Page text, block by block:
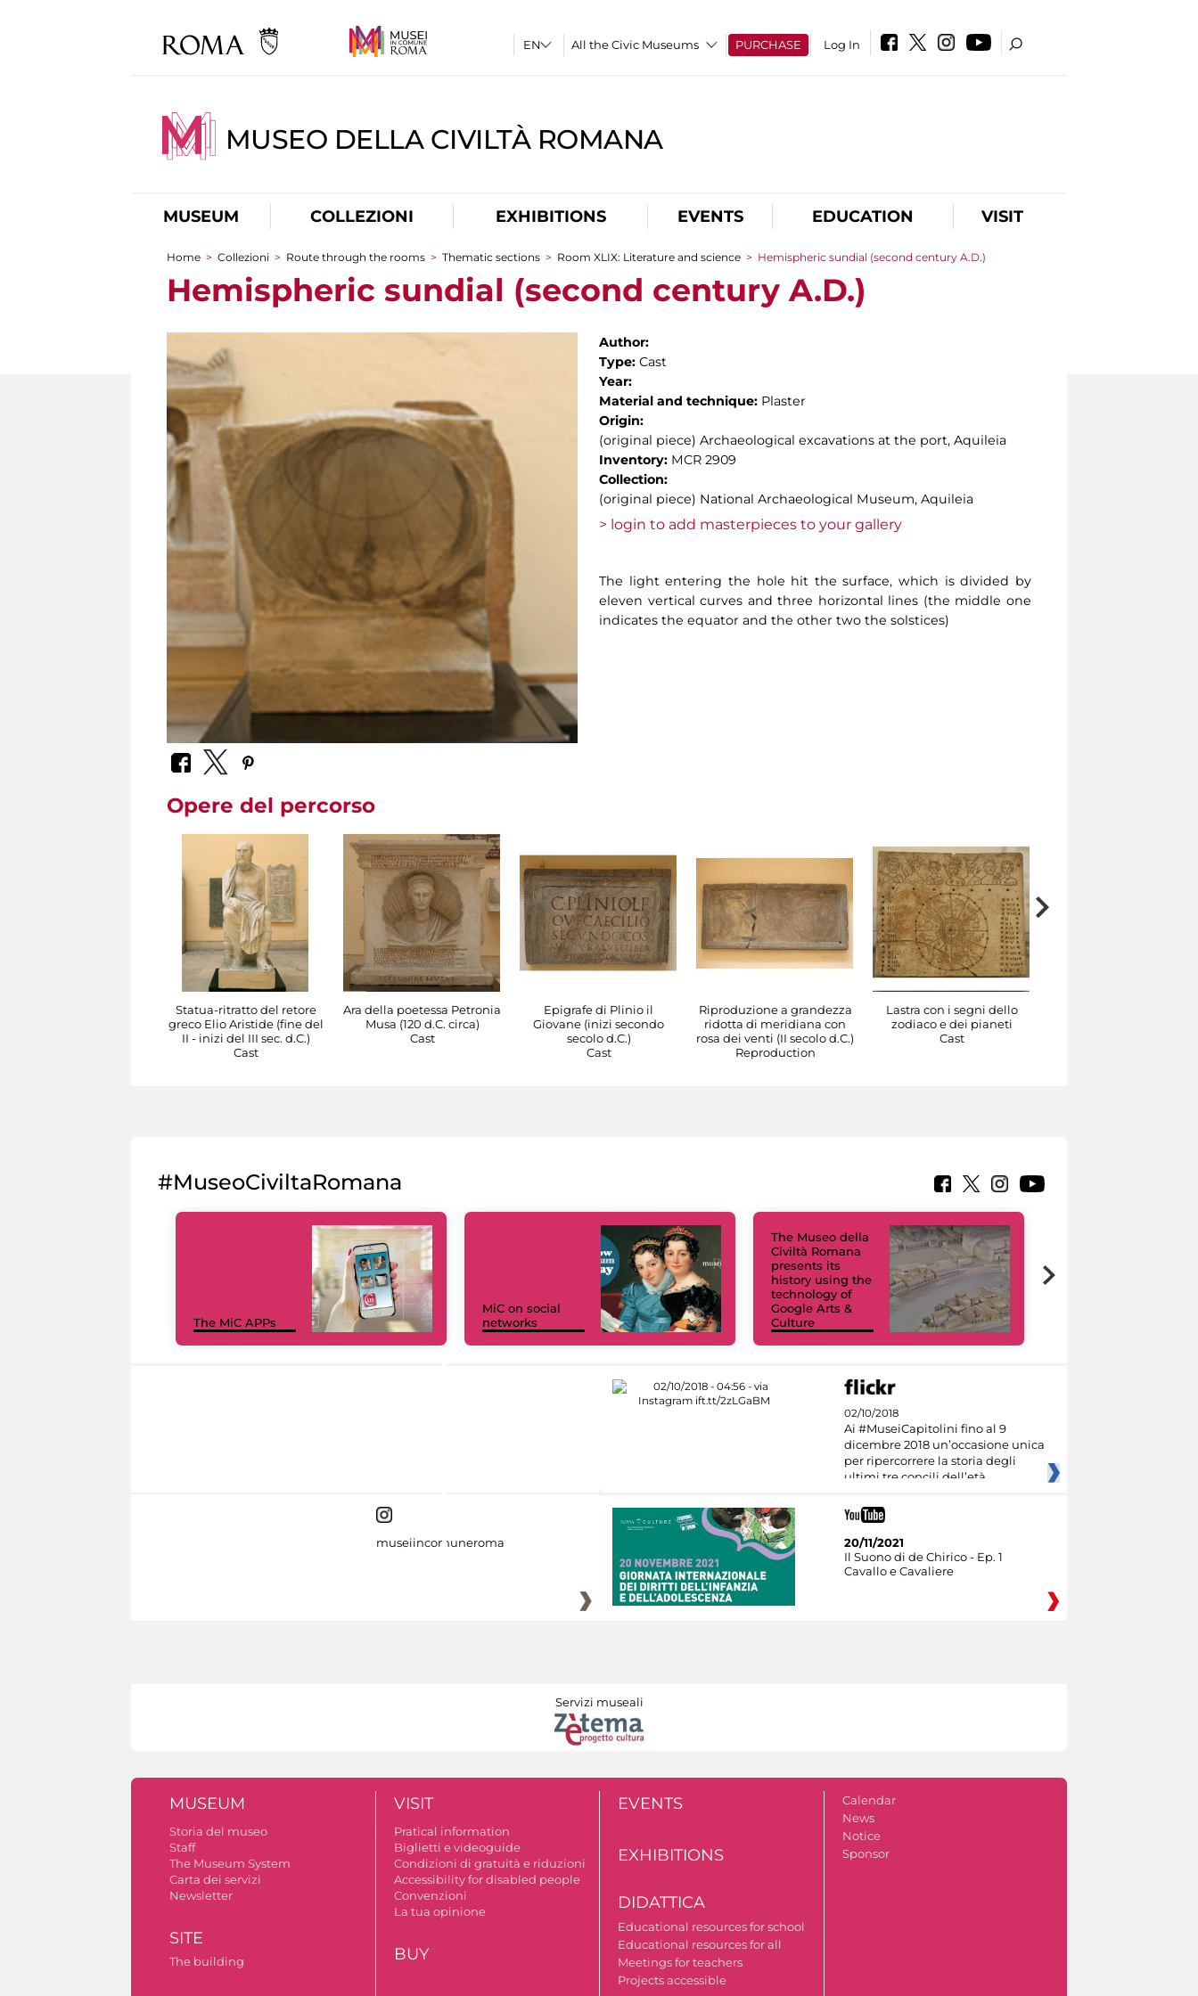
All the Civic Museums PURCHASE Log In
MUSEO DELLA CIVILTÀ ROMANA
MUSEUM COLLEZIONI EXHIBITIONS EVENTS EDUCATION VISIT
You are here
Home > Collezioni > Route through the rooms > Thematic sections > Room XLIX: Literature and science > Hemispheric sundial (second century A.D.)
Hemispheric sundial (second century A.D.)
Author:
Type: Cast
Year:
Material and technique: Plaster
Origin:
(original piece) Archaeological excavations at the port, Aquileia
Inventory: MCR 2909
Collection:
(original piece) National Archaeological Museum, Aquileia
> login to add masterpieces to your gallery
The light entering the hole hit the surface, which is divided by
eleven vertical curves and three horizontal lines (the middle one
indicates the equator and the other two the solstices)
Opere del percorso
Statua-ritratto del retore
greco Elio Aristide (fine del
II - inizi del III sec. d.C.)
Cast
Ara della poetessa Petronia
Musa (120 d.C. circa)
Cast
Epigrafe di Plinio il
Giovane (inizi secondo
secolo d.C.)
Cast
Riproduzione a grandezza
ridotta di meridiana con
rosa dei venti (II secolo d.C.)
Reproduction
Lastra con i segni dello
zodiaco e dei pianeti
Cast
#MuseoCiviltaRomana
The MiC APPs
MiC on social
networks
The Museo della
Civiltà Romana
presents its
history using the
technology of
Google Arts &
Culture
02/10/2018
Ai #MuseiCapitolini fino al 9
dicembre 2018 un’occasione unica
per ripercorrere la storia degli
ultimi tre concili dell’età
museiincomuneroma
20/11/2021
Il Suono di de Chirico - Ep. 1
Cavallo e Cavaliere
Servizi museali
MUSEUM
Storia del museo
Staff
The Museum System
Carta dei servizi
Newsletter
SITE
The building
VISIT
Pratical information
Biglietti e videoguide
Condizioni di gratuità e riduzioni
Accessibility for disabled people
Convenzioni
La tua opinione
BUY
EVENTS
EXHIBITIONS
DIDATTICA
Educational resources for school
Educational resources for all
Meetings for teachers
Projects accessible
Calendar
News
Notice
Sponsor